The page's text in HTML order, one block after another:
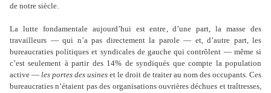
de notre siècle.
La lutte fondamentale aujourd’hui est entre, d’une part, la masse des
travailleurs — qui n’a pas directement la parole — et, d’autre part, les
bureaucraties politiques et syndicales de gauche qui contrôlent — même si
c’est seulement à partir des 14% de syndiqués que compte la population
active — les portes des usines et le droit de traiter au nom des occupants. Ces
bureaucraties n’étaient pas des organisations ouvrières déchues et traîtresses,